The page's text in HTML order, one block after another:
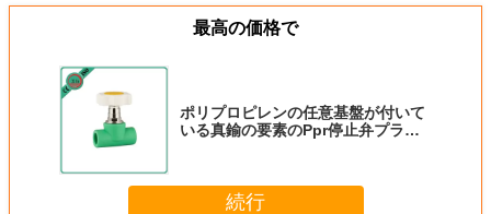
最高の価格で
ポリプロピレンの任意基盤が付いて
いる真鍮の要素のPpr停止弁プラス
続行